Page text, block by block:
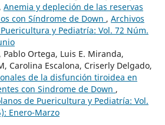
Anemia y depleción de las reservas
con Síndrome de Down , Archivos
y Pediatría: Vol. 72 Núm.
Pablo Ortega, Luis E. Miranda,
Carolina Escalona, Criserly Delgado,
de la disfunción tiroidea en
con Sindrome de Down ,
de Puericultura y Pediatría: Vol.
Enero-Marzo